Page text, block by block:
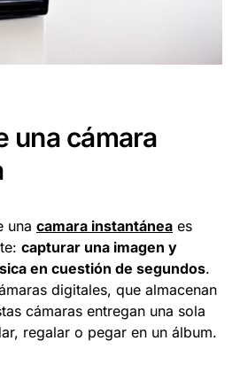
una cámara
una camara instantánea es
capturar una imagen y
en cuestión de segundos.
digitales, que almacenan
cámaras entregan una sola
regalar o pegar en un álbum.